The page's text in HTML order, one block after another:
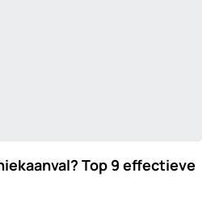
Top 9 effectieve